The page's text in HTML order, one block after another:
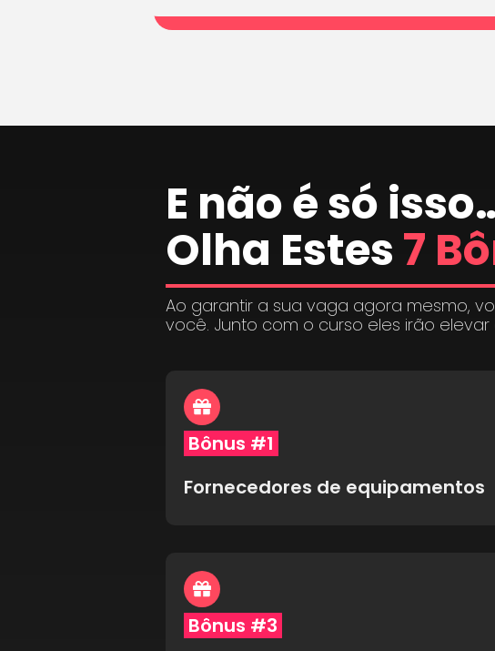
E não é só
Olha Estes 7
Ao garantir a sua vaga agora mesmo,
você. Junto com o curso eles irão
Bônus #1
Fornecedores de equipamentos
Bônus #3